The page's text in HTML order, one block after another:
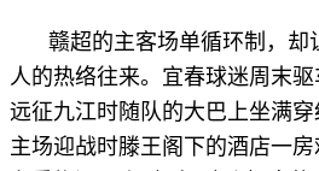
赣超的主客场单循环制，却
人的热络往来。宜春球迷周末
远征九江时随队的大巴上坐满
主场迎战时滕王阁下的酒店一